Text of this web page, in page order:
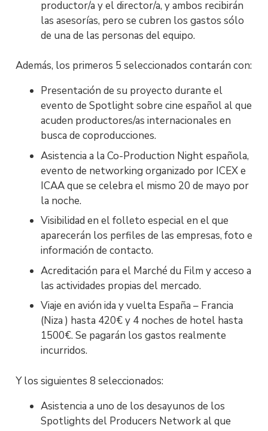
productor/a y el director/a, y ambos recibirán
las asesorías, pero se cubren los gastos sólo
de una de las personas del equipo.
Además, los primeros 5 seleccionados contarán con:
Presentación de su proyecto durante el
evento de Spotlight sobre cine español al que
acuden productores/as internacionales en
busca de coproducciones.
Asistencia a la Co-Production Night española,
evento de networking organizado por ICEX e
ICAA que se celebra el mismo 20 de mayo por
la noche.
Visibilidad en el folleto especial en el que
aparecerán los perfiles de las empresas, foto e
información de contacto.
Acreditación para el Marché du Film y acceso a
las actividades propias del mercado.
Viaje en avión ida y vuelta España – Francia
(Niza ) hasta 420€ y 4 noches de hotel hasta
1500€. Se pagarán los gastos realmente
incurridos.
Y los siguientes 8 seleccionados:
Asistencia a uno de los desayunos de los
Spotlights del Producers Network al que